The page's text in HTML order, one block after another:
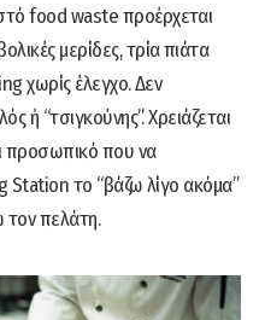
food waste προέρχεται
μερίδες, τρία πιάτα
χωρίς έλεγχο. Δεν
ή “τσιγκούνης”. Χρειάζεται
προσωπικό που να
Station το “βάζω λίγο ακόμα”
τον πελάτη.